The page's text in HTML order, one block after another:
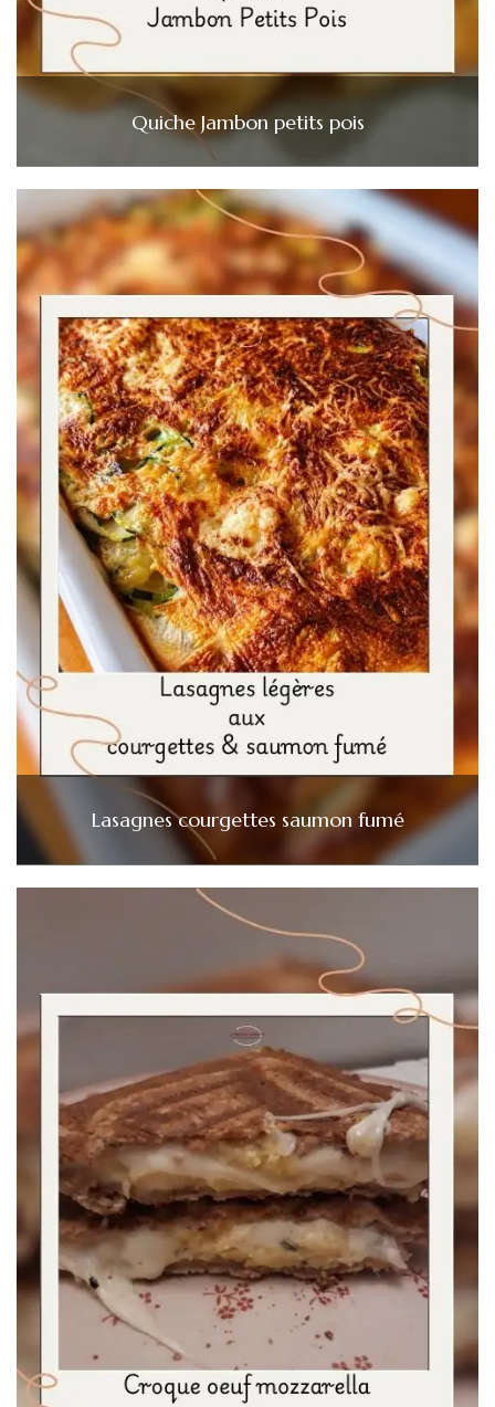
Quiche Jambon petits pois
Lasagnes courgettes saumon fumé